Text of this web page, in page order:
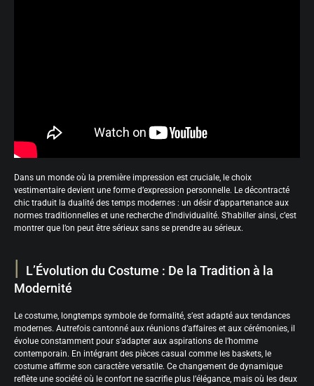
Dans un monde où la première impression est cruciale, le choix
vestimentaire devient une forme d’expression personnelle. Le décontracté
chic traduit la dualité des temps modernes : un désir d’appartenance aux
normes traditionnelles et une recherche d’individualité. S’habiller ainsi, c’est
montrer que l’on peut être sérieux sans se prendre au sérieux.
L’Évolution du Costume : De la Tradition à la
Modernité
Le costume, longtemps symbole de formalité, s’est adapté aux tendances
modernes. Autrefois cantonné aux réunions d’affaires et aux cérémonies, il
évolue constamment pour s’adapter aux aspirations de l’homme
contemporain. En intégrant des pièces casual comme les baskets, le
costume affirme son caractère versatile. Ce changement de dynamique
reflète une société où le confort ne sacrifie plus l’élégance, mais où les deux